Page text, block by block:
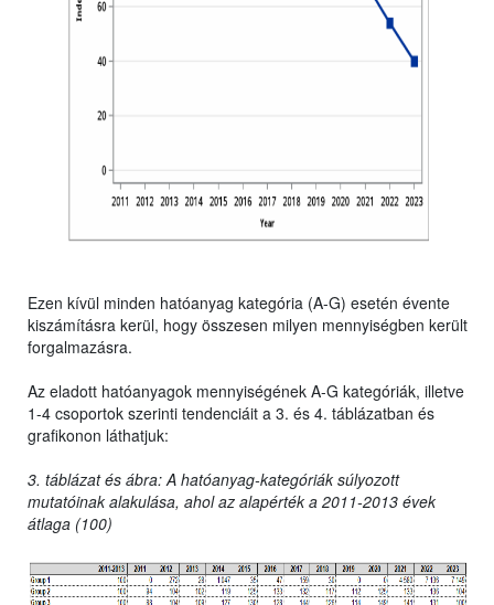
Ezen kívül minden hatóanyag kategória (A-G) esetén évente
kiszámításra kerül, hogy összesen milyen mennyiségben került
forgalmazásra.
Az eladott hatóanyagok mennyiségének A-G kategóriák, illetve
1-4 csoportok szerinti tendenciáit a 3. és 4. táblázatban és
grafikonon láthatjuk:
3. táblázat és ábra: A hatóanyag-kategóriák súlyozott
mutatóinak alakulása, ahol az alapérték a 2011-2013 évek
átlaga (100)